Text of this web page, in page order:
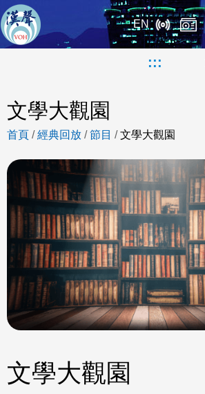
EN
:::
文學大觀園
首頁 /經典回放 /節目 /文學大觀園
文學大觀園